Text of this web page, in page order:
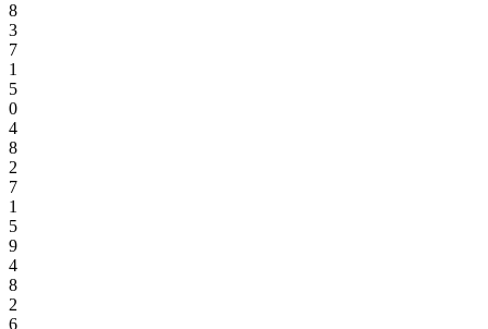
8
3
7
1
5
0
4
8
2
7
1
5
9
4
8
2
6